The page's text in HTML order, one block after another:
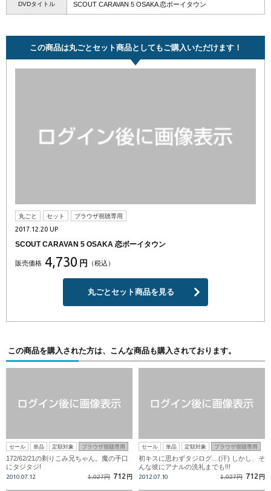
DVDタイトル SCOUT CARAVAN 5 OSAKA 恋ボーイタウン
この商品は丸ごとセット商品としてもご購入いただけます！
丸ごと セット ブラウザ視聴専用
2017.12.20 UP
SCOUT CARAVAN 5 OSAKA 恋ボーイタウン
販売価格 4,730 円 （税込）
丸ごとセット商品を見る
この商品を購入された方は、こんな商品も購入されております。
セール 単品 定額対象 ブラウザ視聴専用
172/62/21の剃りこみ兄ちゃん。魔の手口
にタジタジ!
2010.07.12 1,027円 712 円
セール 単品 定額対象 ブラウザ視聴専用
初キスに思わずタジログ…(汗) しかし、そ
んな彼にアナルの洗礼までも!!!
2012.07.10 1,027円 712 円